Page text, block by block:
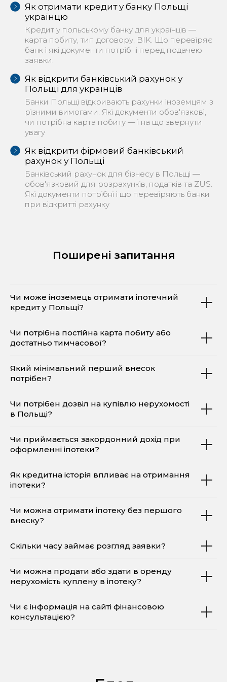
Як отримати кредит у банку Польщі
українцю
Кредит у польському банку для українців —
карта побиту, тип договору, BIK. Що перевіряє
банк і які документи потрібні перед подачею
заявки.
Як відкрити банківський рахунок у
Польщі для українців
Банки Польщі відкривають рахунки іноземцям з
різними вимогами. Які документи обов'язкові,
чи потрібна карта побиту — і на що звернути
увагу
Як відкрити фірмовий банківський
рахунок у Польщі
Банківський рахунок для бізнесу в Польщі —
обов'язковий для розрахунків, податків та ZUS.
Які документи потрібні і що перевіряють банки
при відкритті рахунку
Поширені запитання
Чи може іноземець отримати іпотечний
кредит у Польщі?
Чи потрібна постійна карта побиту або
достатньо тимчасової?
Який мінімальний перший внесок
потрібен?
Чи потрібен дозвіл на купівлю нерухомості
в Польщі?
Чи приймається закордонний дохід при
оформленні іпотеки?
Як кредитна історія впливає на отримання
іпотеки?
Чи можна отримати іпотеку без першого
внеску?
Скільки часу займає розгляд заявки?
Чи можна продати або здати в оренду
нерухомість куплену в іпотеку?
Чи є інформація на сайті фінансовою
консультацією?